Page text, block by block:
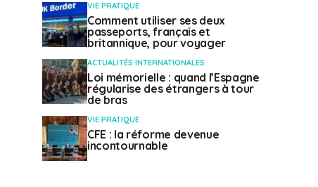
VIE PRATIQUE
Comment utiliser ses deux
passeports, français et
britannique, pour voyager
ACTUALITÉS INTERNATIONALES
Loi mémorielle : quand l’Espagne
régularise des étrangers à tour
de bras
VIE PRATIQUE
CFE : la réforme devenue
incontournable